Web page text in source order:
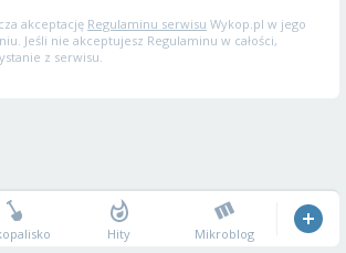
akceptację Regulaminu serwisu Wykop.pl w jego
Jeśli nie akceptujesz Regulaminu w całości,
z serwisu.
Hity Mikroblog